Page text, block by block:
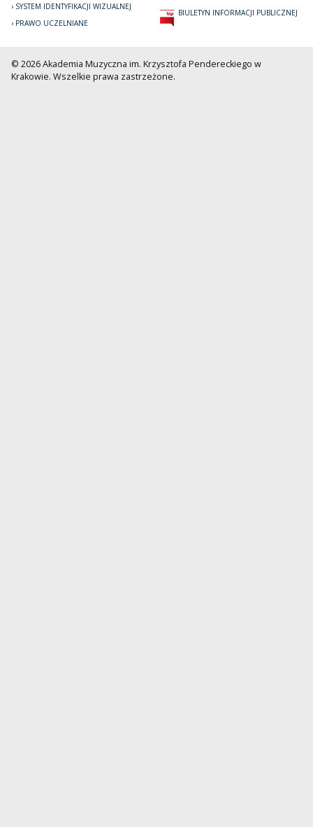
SYSTEM IDENTYFIKACJI WIZUALNEJ
PRAWO UCZELNIANE
BIULETYN INFORMACJI PUBLICZNEJ
© 2026 Akademia Muzyczna im. Krzysztofa Pendereckiego w
Krakowie. Wszelkie prawa zastrzeżone.